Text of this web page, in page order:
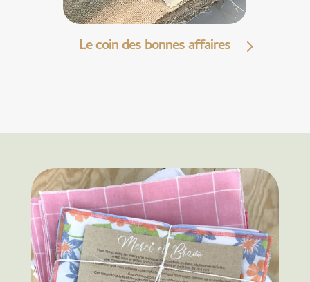
Le coin des bonnes affaires